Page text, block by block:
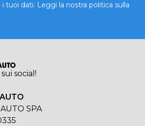
tuoi dati. Leggi la nostra politica sulla
social!
SPA